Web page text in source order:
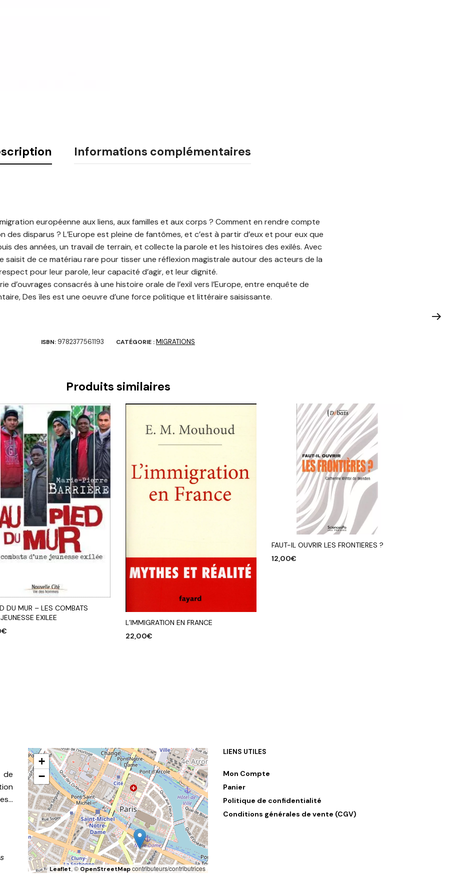
Informations complémentaires
européenne aux liens, aux familles et aux corps ? Comment en rendre compte
des disparus ? L’Europe est pleine de fantômes, et c’est à partir d’eux et pour eux que
des années, un travail de terrain, et collecte la parole et les histoires des exilés. Avec
saisit de ce matériau rare pour tisser une réflexion magistrale autour des acteurs de la
pour leur parole, leur capacité d’agir, et leur dignité.
d’ouvrages consacrés à une histoire orale de l’exil vers l’Europe, entre enquête de
Des îles est une oeuvre d’une force politique et littéraire saisissante.
ISBN: 9782377561193 CATÉGORIE :MIGRATIONS
Produits similaires
DU MUR – LES COMBATS
EXILEE
€
L’IMMIGRATION EN FRANCE
22,00€
FAUT-IL OUVRIR LES FRONTIERES ?
12,00€
+
−
Leaflet, ©OpenStreetMapcontributeurs/contributrices
LIENS UTILES
Mon Compte
Panier
Politique de confidentialité
Conditions générales de vente (CGV)